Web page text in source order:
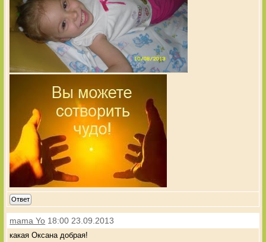
Ответ
mama Yo 18:00 23.09.2013
какая Оксана добрая!